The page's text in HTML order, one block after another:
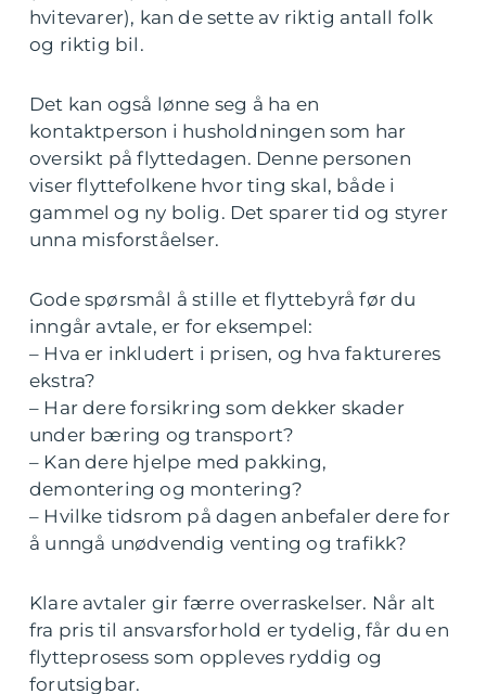
hvitevarer), kan de sette av riktig antall folk
og riktig bil.
Det kan også lønne seg å ha en
kontaktperson i husholdningen som har
oversikt på flyttedagen. Denne personen
viser flyttefolkene hvor ting skal, både i
gammel og ny bolig. Det sparer tid og styrer
unna misforståelser.
Gode spørsmål å stille et flyttebyrå før du
inngår avtale, er for eksempel:
– Hva er inkludert i prisen, og hva faktureres
ekstra?
– Har dere forsikring som dekker skader
under bæring og transport?
– Kan dere hjelpe med pakking,
demontering og montering?
– Hvilke tidsrom på dagen anbefaler dere for
å unngå unødvendig venting og trafikk?
Klare avtaler gir færre overraskelser. Når alt
fra pris til ansvarsforhold er tydelig, får du en
flytteprosess som oppleves ryddig og
forutsigbar.